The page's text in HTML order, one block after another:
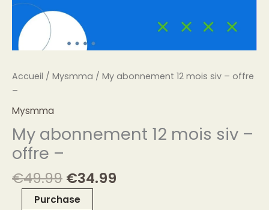
Accueil / Mysmma / My abonnement 12 mois siv – offre
–
Mysmma
My abonnement 12 mois siv –
offre –
€49.99 €34.99
Purchase